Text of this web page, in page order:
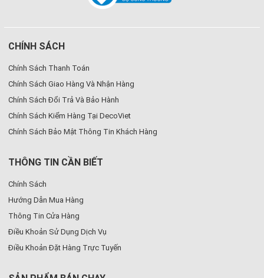
CHÍNH SÁCH
Chính Sách Thanh Toán
Chính Sách Giao Hàng Và Nhận Hàng
Chính Sách Đổi Trả Và Bảo Hành
Chính Sách Kiểm Hàng Tại DecoViet
Chính Sách Bảo Mật Thông Tin Khách Hàng
THÔNG TIN CẦN BIẾT
Chính Sách
Hướng Dẫn Mua Hàng
Thông Tin Cửa Hàng
Điều Khoản Sử Dụng Dịch Vụ
Điều Khoản Đặt Hàng Trực Tuyến